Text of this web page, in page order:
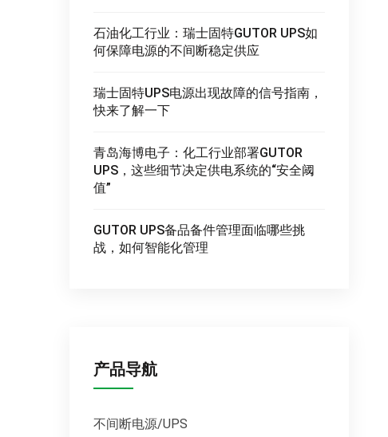
石油化工行业：瑞士固特GUTOR UPS如
何保障电源的不间断稳定供应
瑞士固特UPS电源出现故障的信号指南，
快来了解一下
青岛海博电子：化工行业部署GUTOR
UPS，这些细节决定供电系统的“安全阈
值”
GUTOR UPS备品备件管理面临哪些挑
战，如何智能化管理
产品导航
不间断电源/UPS